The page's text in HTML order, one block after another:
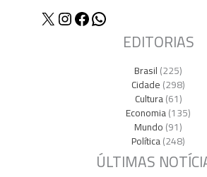
X Instagram
Facebook
WhatsApp
EDITORIAS
Brasil(225)
Cidade(298)
Cultura(61)
Economia(135)
Mundo(91)
Política(248)
ÚLTIMAS